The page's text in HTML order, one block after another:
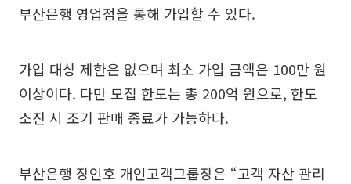
부산은행 영업점을 통해 가입할 수 있다.
가입 대상 제한은 없으며 최소 가입 금액은 100만 원
이상이다. 다만 모집 한도는 총 200억 원으로, 한도
소진 시 조기 판매 종료가 가능하다.
부산은행 장인호 개인고객그룹장은 “고객 자산 관리